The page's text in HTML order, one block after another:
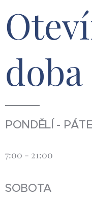
doba
PONDĚLÍ -
7:00 - 21:00
SOBOTA